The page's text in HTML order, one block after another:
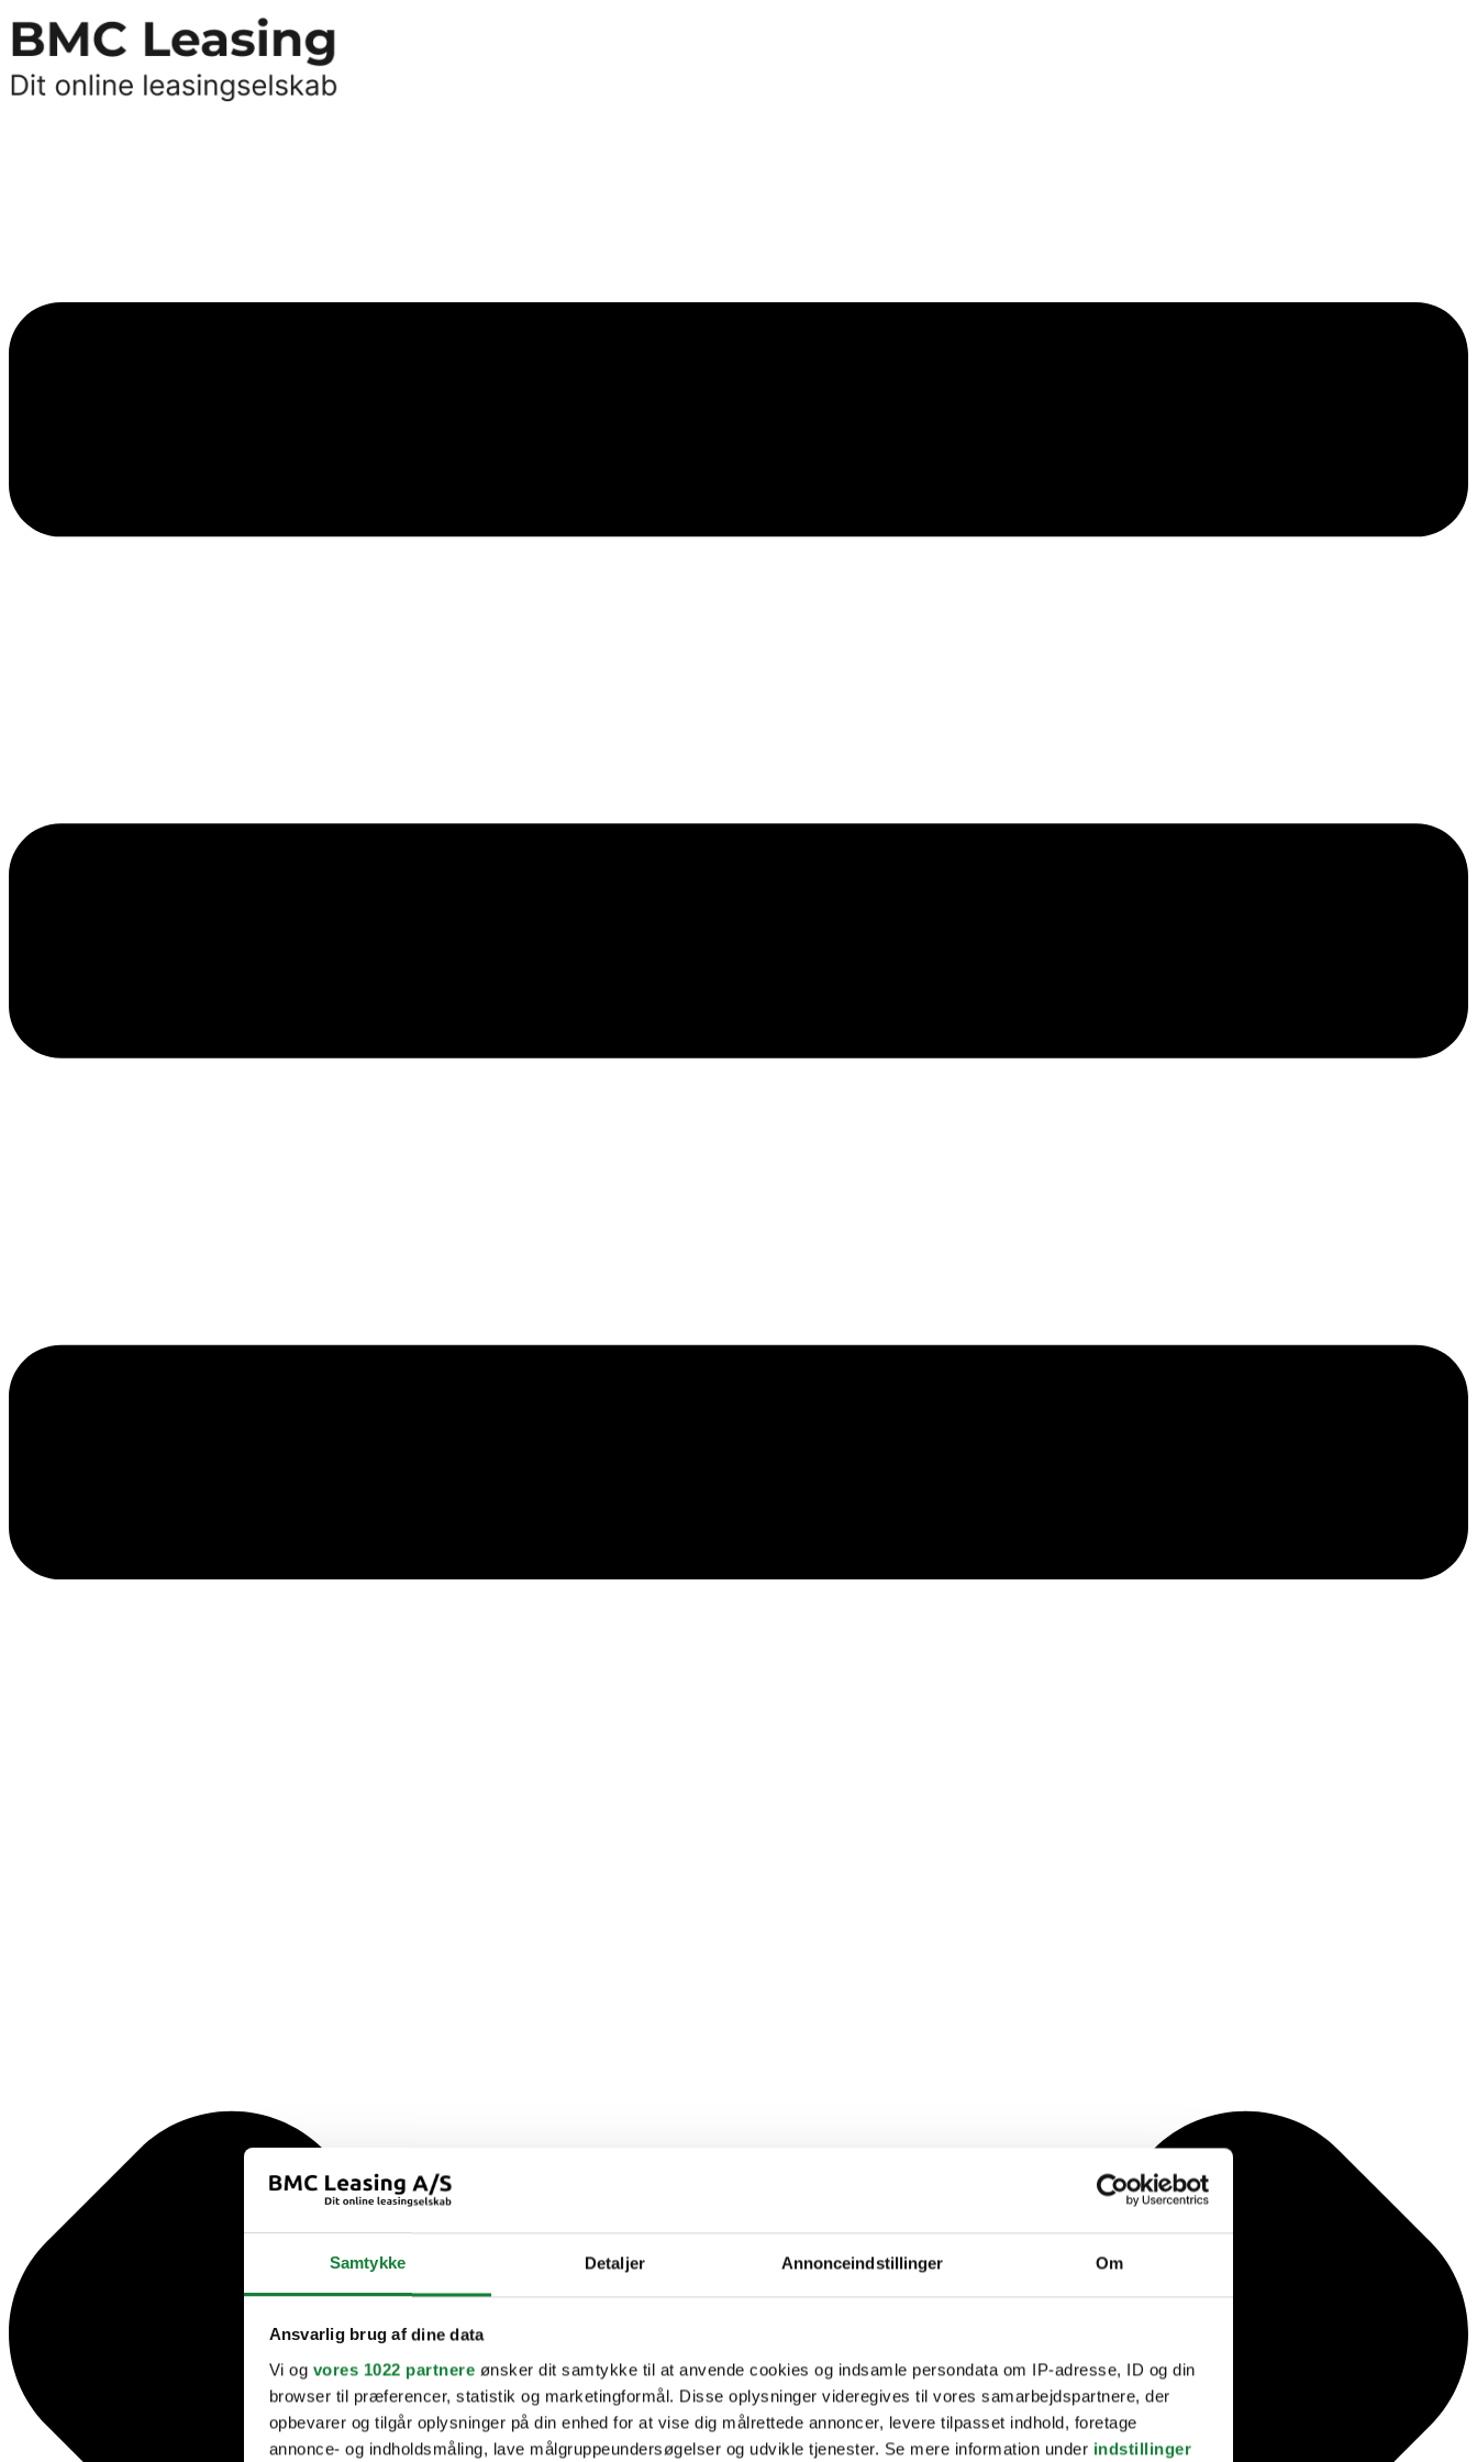
Samtykke Detaljer Annonceindstillinger Om
Ansvarlig brug af dine data
Vi og vores 1022 partnere ønsker dit samtykke til at anvende cookies og indsamle persondata om IP-adresse, ID og din
browser til præferencer, statistik og marketingformål. Disse oplysninger videregives til vores samarbejdspartnere, der
opbevarer og tilgår oplysninger på din enhed for at vise dig målrettede annoncer, levere tilpasset indhold, foretage
annonce- og indholdsmåling, lave målgruppeundersøgelser og udvikle tjenester. Se mere information under indstillinger
til
indhold